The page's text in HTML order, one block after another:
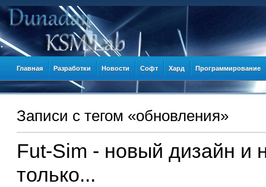
Главная Разработки Новости Софт Хард Программирование
Записи c тегом «обновления»
Fut-Sim - новый дизайн и
только...